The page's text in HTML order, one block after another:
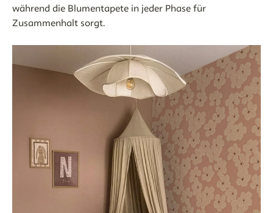
während die Blumentapete in jeder Phase für
Zusammenhalt sorgt.